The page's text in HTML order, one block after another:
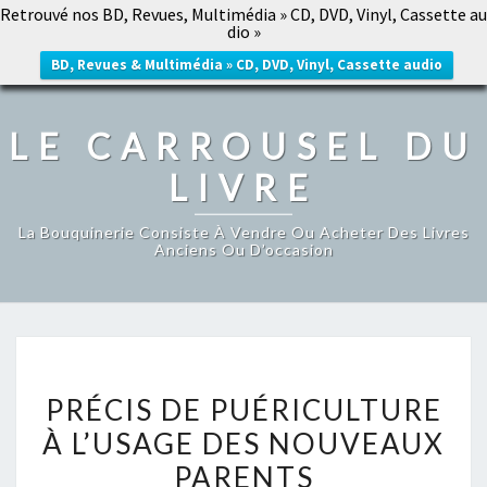
Retrouvé nos BD, Revues, Multimédia » CD, DVD, Vinyl, Cassette au
dio »
BD, Revues & Multimédia » CD, DVD, Vinyl, Cassette audio
LE CARROUSEL DU LIVRE
LE CARROUSEL DU
LIVRE
La Bouquinerie Consiste À Vendre Ou Acheter Des Livres
Anciens Ou D’occasion
DE
PUÉRICULTURE
À
PRÉCIS DE PUÉRICULTURE
À L’USAGE DES NOUVEAUX
PARENTS